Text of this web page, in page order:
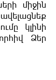
միջին
կլինի
Ձեր